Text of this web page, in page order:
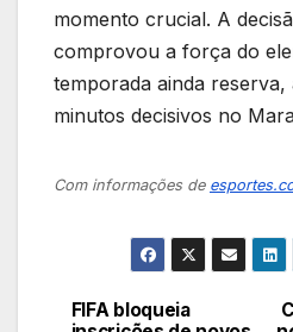
momento crucial. A
comprovou a força do
temporada ainda reserva,
minutos decisivos no
Com informações de
FIFA bloqueia